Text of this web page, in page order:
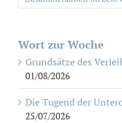
Wort zur Woche
Grundsätze des
01/08/2026
Die Tugend der
25/07/2026